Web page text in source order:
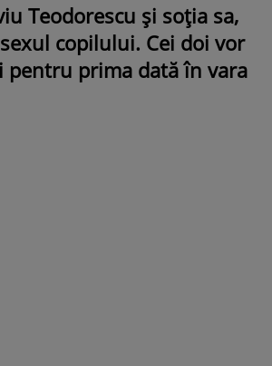
Teodorescu și soția sa,
copilului. Cei doi vor
pentru prima dată în vara